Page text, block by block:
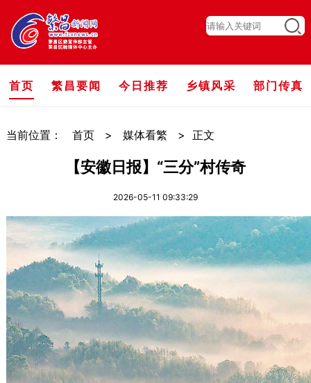
首页 繁昌要闻 今日推荐 乡镇风采 部门传真
当前位置： 首页 > 媒体看繁 > 正文
【安徽日报】“三分”村传奇
2026-05-11 09:33:29